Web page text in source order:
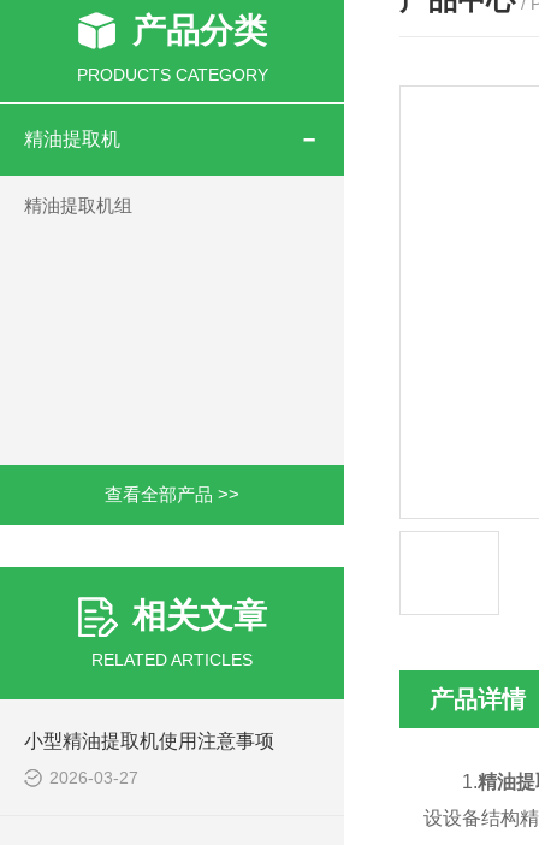
产品分类
PRODUCTS CATEGORY
精油提取机
精油提取机组
查看全部产品 >>
相关文章
RELATED ARTICLES
小型精油提取机使用注意事项
2026-03-27
产品详情
1.精油
设设备结构